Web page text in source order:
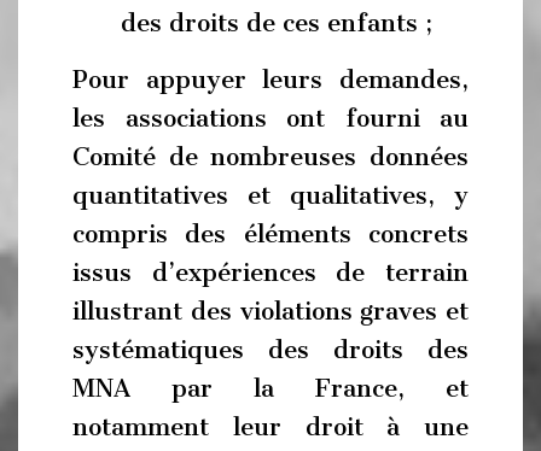
des droits de ces enfants ;
Pour appuyer leurs demandes,
les associations ont fourni au
Comité de nombreuses données
quantitatives et qualitatives, y
compris des éléments concrets
issus d’expériences de terrain
illustrant des violations graves et
systématiques des droits des
MNA par la France, et
notamment leur droit à une